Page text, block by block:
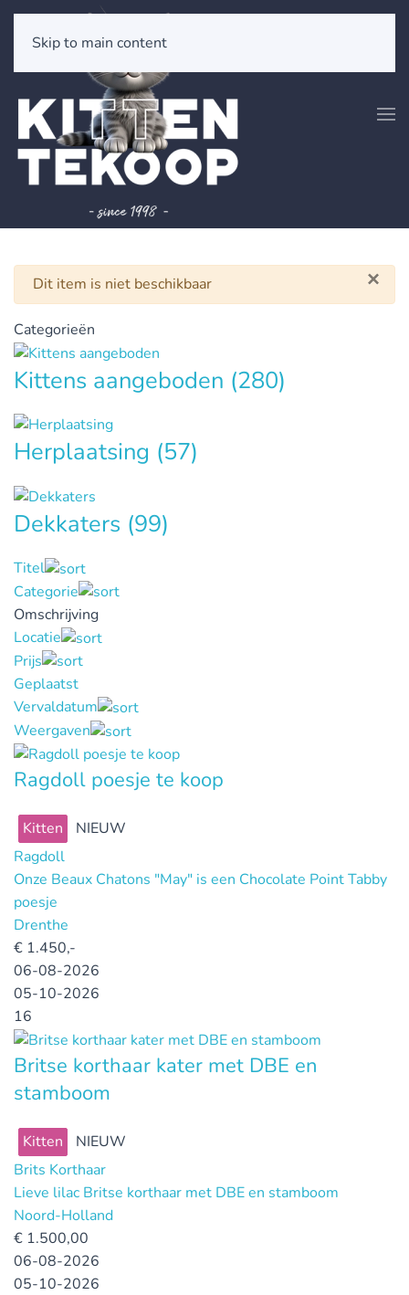
Skip to main content
×
Waarschuwing
Dit item is niet beschikbaar
Categorieën
Kittens aangeboden (280)
Herplaatsing (57)
Dekkaters (99)
Titel
Categorie
Omschrijving
Locatie
Prijs
Geplaatst
Vervaldatum
Weergaven
Ragdoll poesje te koop
Kitten
NIEUW
Ragdoll
Onze Beaux Chatons "May" is een Chocolate Point Tabby
poesje
Drenthe
€ 1.450,-
06-08-2026
05-10-2026
16
Britse korthaar kater met DBE en
stamboom
Kitten
NIEUW
Brits Korthaar
Lieve lilac Britse korthaar met DBE en stamboom
Noord-Holland
€ 1.500,00
06-08-2026
05-10-2026